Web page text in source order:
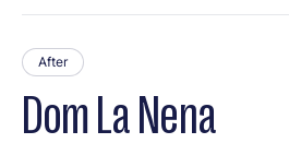
Dom La Nena
After